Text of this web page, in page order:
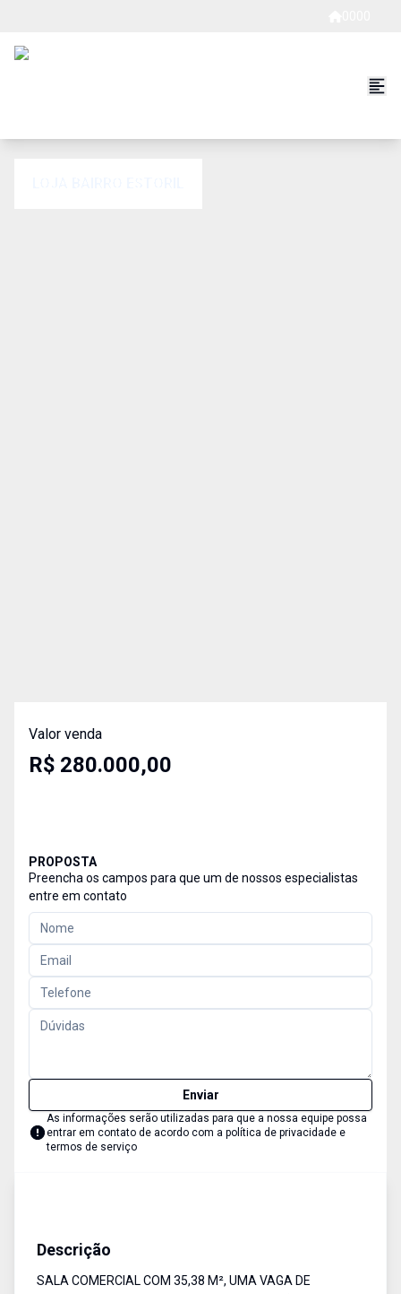
Valor venda
R$ 280.000,00
PROPOSTA
Preencha os campos para que um de nossos especialistas
entre em contato
Enviar
As informações serão utilizadas para que a nossa equipe possa
entrar em contato de acordo com a política de privacidade e
termos de serviço
Descrição
SALA COMERCIAL COM 35,38 M², UMA VAGA DE